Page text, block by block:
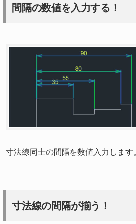
間隔の数値を入力する！
寸法線同士の間隔を数値入力します。
寸法線の間隔が揃う！